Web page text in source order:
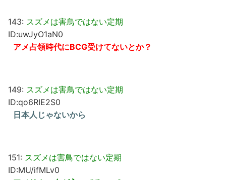
143: スズメは害鳥ではない定期
ID:uwJyO1aN0
アメ占領時代にBCG受けてないとか？
149: スズメは害鳥ではない定期
ID:qo6RIE2S0
日本人じゃないから
151: スズメは害鳥ではない定期
ID:MU/ifMLv0